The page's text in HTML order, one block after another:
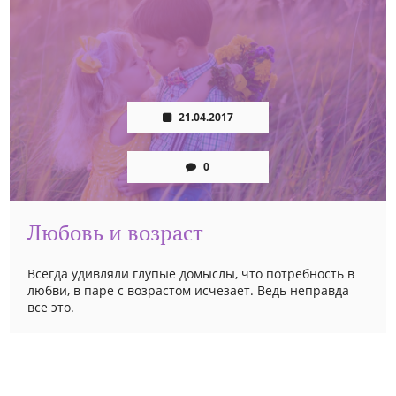
21.04.2017
0
Любовь и возраст
Всегда удивляли глупые домыслы, что потребность в
любви, в паре с возрастом исчезает. Ведь неправда
все это.